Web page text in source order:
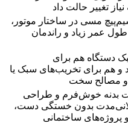
تغییر حالت داد
مسی در ساختار موتور،
طول عمر زیاد و راندمان
دستگاه هم برای
و هم برای تخریب‌های سبک یا
و مصالح سخت
بدنه خوش‌فرم و طراحی
بدون خستگی دست،
پروژه‌های ساختمانی